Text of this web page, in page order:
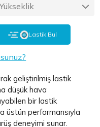
Yükseklik
Lastik Bul
geliştirilmiş lastik
düşük hava
bir lastik
üstün performansıyla
deneyimi sunar.